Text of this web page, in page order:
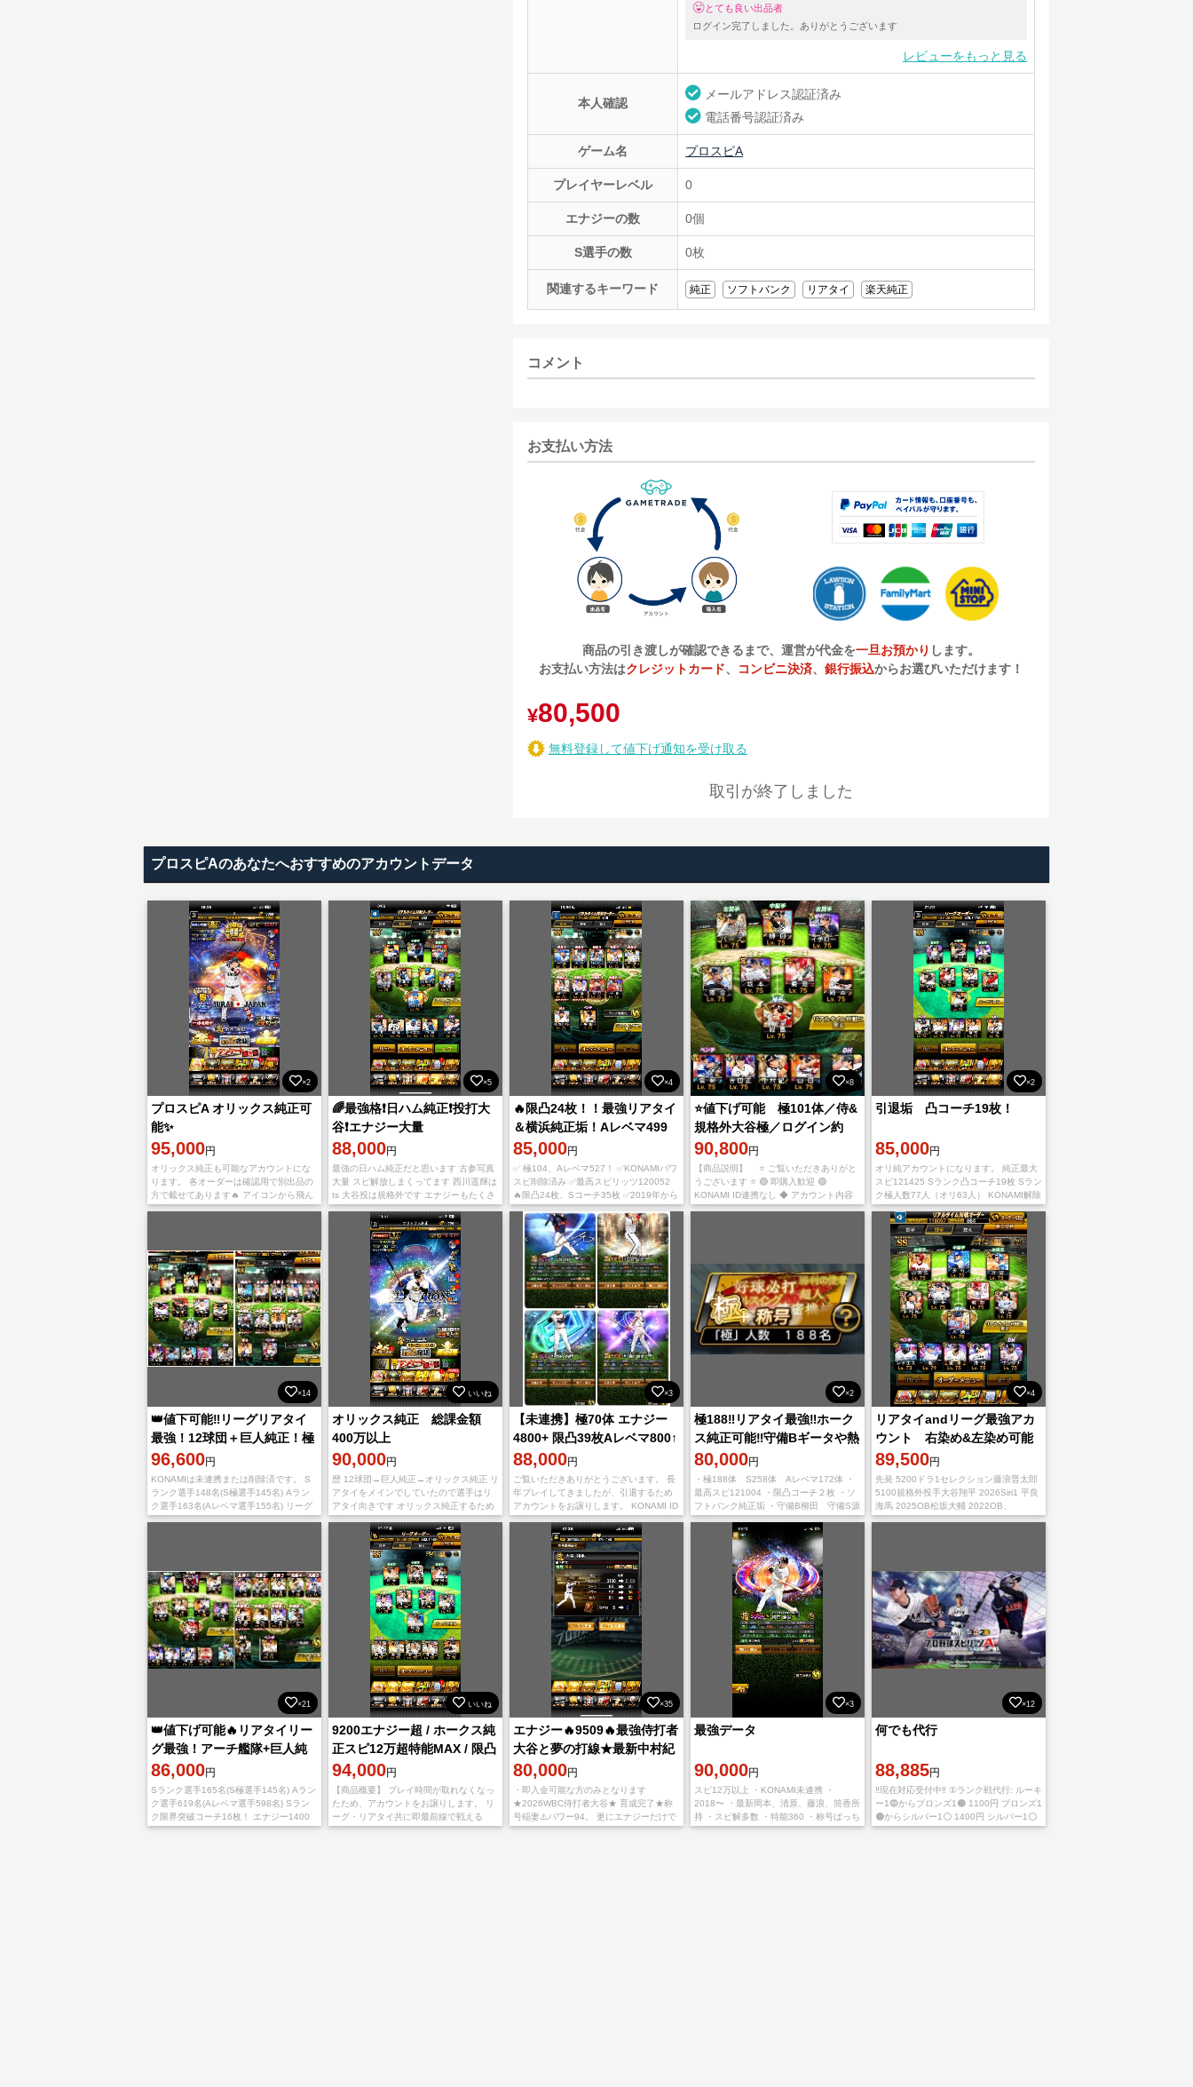
とても良い出品者
ログイン完了しました。ありがとうございます
レビューをもっと見る
本人確認
メールアドレス認証済み
電話番号認証済み
ゲーム名 プロスピA
プレイヤーレベル 0
エナジーの数 0個
S選手の数 0枚
関連するキーワード 純正 ソフトバンク リアタイ 楽天純正
コメント
お支払い方法
商品の引き渡しが確認できるまで、運営が代金を一旦お預かり します。
お支払い方法はクレジットカード、 コンビニ決済、 銀行振込からお選びいただけます！
¥80,500
無料登録して値下げ通知を受け取る
取引が終了しました
プロスピAのあなたへおすすめのアカウントデータ
×2
プロスピA オリックス純正可
能✨
95,000円
オリックス純正も可能なアカウントにな
ります。 各オーダーは確認用で別出品の
方で載せてあります🔥 アイコンから飛ん
でもらえれば確認できます👌 極 135選
×5
🌈最強格❗️日ハム純正❗️投打大
谷❗️エナジー大量
88,000円
最強の日ハム純正だと思います 古参写真
大量 スピ解放しまくってます 西川遥輝は
ts 大谷投は規格外です エナジーもたくさ
んあります！ 12球団 純正 大会 リボ
ン スピチャン 限定 セレ
×4
🔥限凸24枚！！最強リアタイ
＆横浜純正垢！Aレベマ499
体！！
85,000円
✅ 極104、Aレベマ527！ ✅KONAMIパワ
スピ削除済み ✅最高スピリッツ120052
🔥限凸24枚、Sコーチ35枚 ✅2019年から
の古参垢 ✅スピ解13000↑ ✅熱気牧やソト
所持
×8
⭐値下げ可能 極101体／侍&
規格外大谷極／ログイン約
3000日／リアタイ必須級コン
プ⭐
90,800円
【商品説明】 ⭐ ご覧いただきありがと
うございます ⭐ 🟢 即購入歓迎 🟢
KONAMI ID連携なし ◆ アカウント内容
◆ ・規格外大谷、侍大谷所持 ・極101
×2
引退垢 凸コーチ19枚！
85,000円
オリ純アカウントになります。 純正最大
スピ121425 Sランク凸コーチ19枚 Sラン
ク極人数77人（オリ63人） KONAMI解除
不可 売れるまでプレイするため、アイテ
ム・エナジーの増加あり
×14
👑値下可能‼️リーグリアタイ
最強！12球団＋巨人純正！極
145名⤴︎！KONAMI未連携👑
96,600円
KONAMIは未連携または削除済です。 S
ランク選手148名(S極選手145名) Aラン
ク選手163名(Aレベマ選手155名) リーグ
スピ119205 巨人純正可能 リアタイ最強
いいね
オリックス純正 総課金額
400万以上
90,000円
歴 12球団→巨人純正→オリックス純正 リ
アタイをメインでしていたので選手はリ
アタイ向きです オリックス純正するため
にミキサーにかけてしまったのでオリッ
クス選手しかいませんが 過去に12球団
×3
【未連携】極70体 エナジー
4800+ 限凸39枚Aレベマ800↑
88,000円
ご覧いただきありがとうございます。 長
年プレイしてきましたが、引退するため
アカウントをお譲りします。 KONAMI ID
は完全未連携です。購入後の乗っ取り等
の心配なく、安心してお使いいただけま
×2
極188‼️リアタイ最強‼️ホーク
ス純正可能‼️守備Bギータや熱
気坂倉、守備S源田など
80,000円
・極188体 S258体 Aレベマ172体 ・
最高スピ121004 ・限凸コーチ２枚 ・ソ
フトバンク純正垢 ・守備B柳田 守備S源
田 熱気坂倉など 検索用 大谷翔平、極、
覇王、柳田悠岐
×4
リアタイandリーグ最強アカ
ウント 右染め&左染め可能
(ほぼ完成系)
89,500円
先発 5200ドラ1セレクション藤浪晋太郎
5100規格外投手大谷翔平 2026Siri1 平良
海馬 2025OB松坂大輔 2022OB、
2023OB、2025OBダルビッシュ有3体持
×21
👑値下げ可能🔥リアタイリー
グ最強！アーチ艦隊+巨人純
正+中日純正！極145名⤴︎👑引
退垢
86,000円
Sランク選手165名(S極選手145名) Aラン
ク選手619名(Aレベマ選手598名) Sラン
ク限界突破コーチ16枚！ エナジー1400
以上⤴︎ アーチ艦隊可能 巨人純正可能 中日
いいね
9200エナジー超 / ホークス純
正スピ12万超特能MAX / 限凸
コーチ22枚
94,000円
【商品概要】 プレイ時間が取れなくなっ
たため、アカウントをお譲りします。 リ
ーグ・リアタイ共に即最前線で戦える
【ホークス純正】アカウントです。 最大
×35
エナジー🔥9509🔥最強侍打者
大谷と夢の打線★最新中村紀
極、落合極、サトテル極
80,000円
・即入金可能な方のみとなります
★2026WBC侍打者大谷★ 育成完了★称
号稲妻⚠️パワー94。 更にエナジーだけで
12万6千円分以上💴ストック ★2026年度
×3
最強データ
90,000円
スピ12万以上 ・KONAMI未連携 ・
2018〜 ・最新岡本、清原、藤浪、筒香所
持 ・スピ解多数 ・特能360 ・称号ばっち
し。 ・柳田2018siri2、山田哲人
×12
何でも代行
88,885円
‼️現在対応受付中‼️ ①ランク戦代行: ルーキ
ー1🔵からブロンズ1🟤 1100円 ブロンズ1
🟤からシルバー1⚪️ 1400円 シルバー1⚪
からゴールド1🟡 1700円 ゴールド1🟡